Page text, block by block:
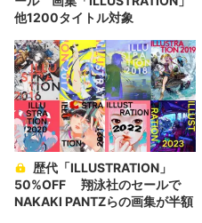
他1200タイトル対象
50%OFF 翔泳社のセールで
NAKAKI PANTZらの画集が半額